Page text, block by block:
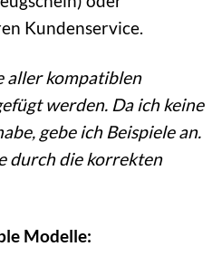
Kundenservice.
aller kompatiblen
werden. Da ich keine
gebe ich Beispiele an.
durch die korrekten
Modelle: